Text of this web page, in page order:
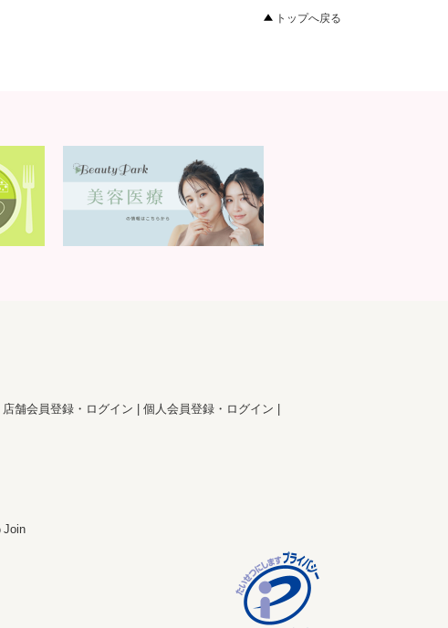
トップへ戻る
店舗会員登録・ログイン
個人会員登録・ログイン
Join